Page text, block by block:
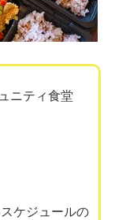
ニティ食堂
ケジュールの